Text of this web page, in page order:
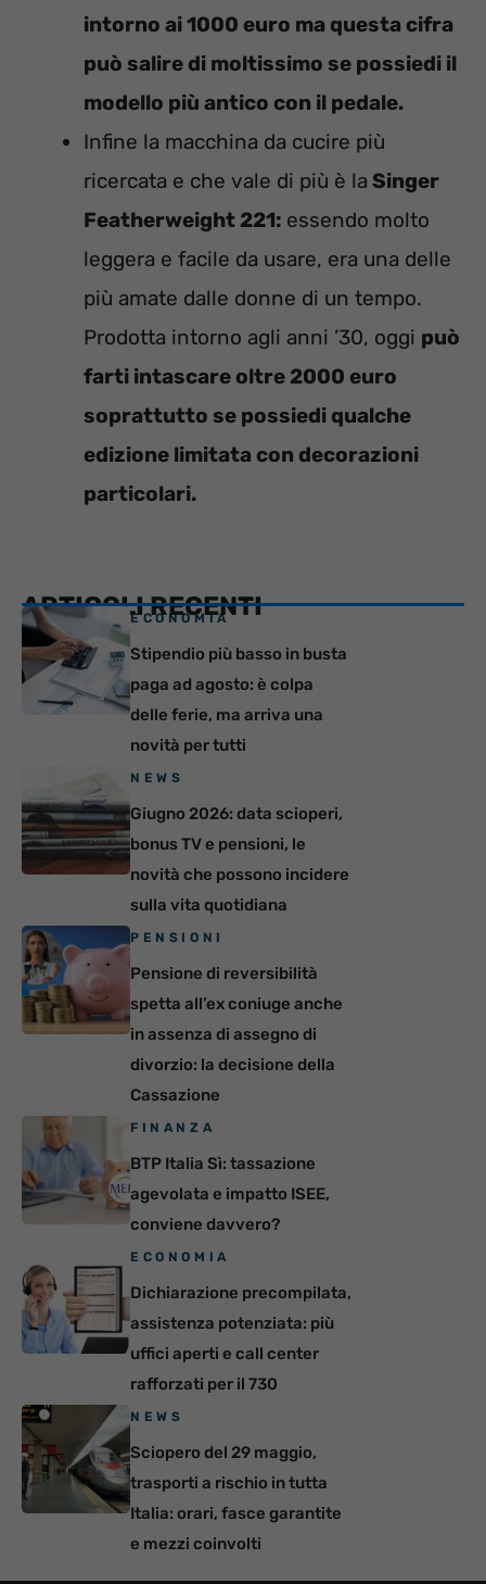
intorno ai 1000 euro ma questa cifra
può salire di moltissimo se possiedi il
modello più antico con il pedale.
Infine la macchina da cucire più
ricercata e che vale di più è la Singer
Featherweight 221: essendo molto
leggera e facile da usare, era una delle
più amate dalle donne di un tempo.
Prodotta intorno agli anni ’30, oggi può
farti intascare oltre 2000 euro
soprattutto se possiedi qualche
edizione limitata con decorazioni
particolari.
ARTICOLI RECENTI
ECONOMIA
Stipendio più basso in busta
paga ad agosto: è colpa
delle ferie, ma arriva una
novità per tutti
NEWS
Giugno 2026: data scioperi,
bonus TV e pensioni, le
novità che possono incidere
sulla vita quotidiana
PENSIONI
Pensione di reversibilità
spetta all’ex coniuge anche
in assenza di assegno di
divorzio: la decisione della
Cassazione
FINANZA
BTP Italia Sì: tassazione
agevolata e impatto ISEE,
conviene davvero?
ECONOMIA
Dichiarazione precompilata,
assistenza potenziata: più
uffici aperti e call center
rafforzati per il 730
NEWS
Sciopero del 29 maggio,
trasporti a rischio in tutta
Italia: orari, fasce garantite
e mezzi coinvolti